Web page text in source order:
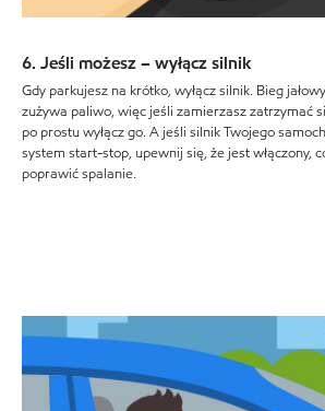
6. Jeśli możesz – wyłącz silnik
Gdy parkujesz na krótko, wyłącz silnik. Bieg
zużywa paliwo, więc jeśli zamierzasz zatrzymać
po prostu wyłącz go. A jeśli silnik Twojego
system start-stop, upewnij się, że jest włączony,
poprawić spalanie.